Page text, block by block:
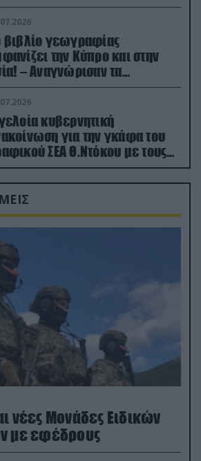
βιβλίο γεωγραφίας
την Κύπρο και στην
– Αναγνώρισαν τα
(φωτο)
κυβερνητική
για την γκάφα του
ΣΕΑ Θ.Ντόκου με τους
φαρσέρ
νέες Μονάδες Ειδικών
με εφέδρους